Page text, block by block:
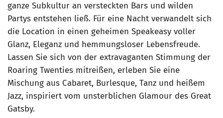
ganze Subkultur an versteckten Bars und wilden
Partys entstehen ließ. Für eine Nacht verwandelt sich
die Location in einen geheimen Speakeasy voller
Glanz, Eleganz und hemmungsloser Lebensfreude.
Lassen Sie sich von der extravaganten Stimmung der
Roaring Twenties mitreißen, erleben Sie eine
Mischung aus Cabaret, Burlesque, Tanz und heißem
Jazz, inspiriert vom unsterblichen Glamour des Great
Gatsby.